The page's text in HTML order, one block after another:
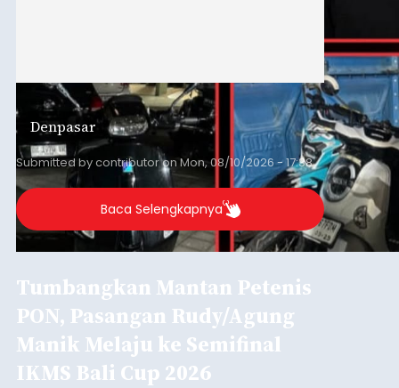
Denpasar
Submitted bycontributoron Mon, 08/10/2026 - 17:38
Baca Selengkapnya
Tumbangkan Mantan Petenis
PON, Pasangan Rudy/Agung
Manik Melaju ke Semifinal
IKMS Bali Cup 2026